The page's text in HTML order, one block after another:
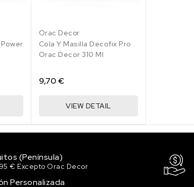
Orac Decor
Cola Y Masilla Decofix Pro
Orac Decor 310 Ml
9,70 €
VIEW DETAIL
(Península)
€ Excepto Orac Decor
Personalizada